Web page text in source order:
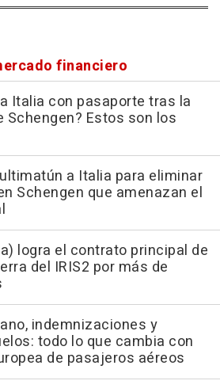
financiero
Italia con pasaporte tras la
Schengen? Estos son los
a Italia para eliminar
Schengen que amenazan el
logra el contrato principal de
del IRIS2 por más de
indemnizaciones y
todo lo que cambia con
de pasajeros aéreos